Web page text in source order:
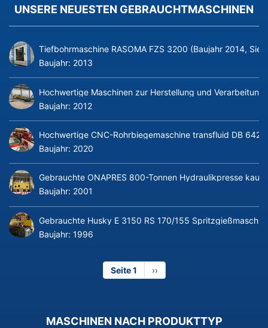
UNSERE NEUESTEN GEBRAUCHTMASCHINEN
Tiefbohrmaschine RASOMA FZS 3200 (Baujahr 2014,
Baujahr: 2013
Hochwertige Maschinen zur Herstellung und
Baujahr: 2012
Hochwertige CNC-Rohrbiegemaschine transfluid DB
Baujahr: 2020
Gebrauchte ONAPRES 800-Tonnen Hydraulikpresse
Baujahr: 2001
Gebrauchte Husky E 3150 RS 170/155
Baujahr: 1996
Seite 1
Nächste
Seite
››
MASCHINEN NACH PRODUKTTYP